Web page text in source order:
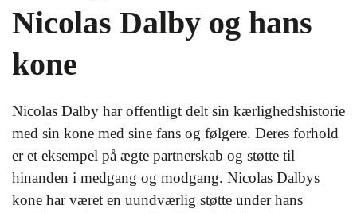
Nicolas Dalby og hans
kone
Nicolas Dalby har offentligt delt sin kærlighedshistorie
med sin kone med sine fans og følgere. Deres forhold
er et eksempel på ægte partnerskab og støtte til
hinanden i medgang og modgang. Nicolas Dalbys
kone har været en uundværlig støtte under hans